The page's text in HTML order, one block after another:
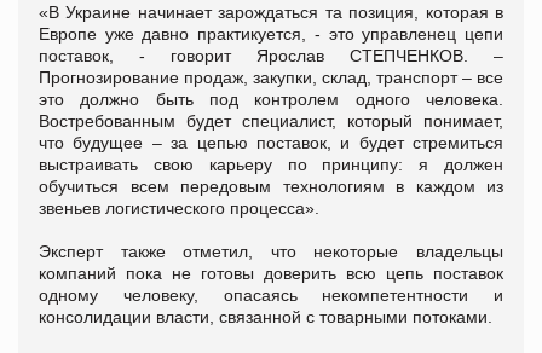
«В Украине начинает зарождаться та позиция, которая в
Европе уже давно практикуется, - это управленец цепи
поставок, - говорит Ярослав СТЕПЧЕНКОВ. –
Прогнозирование продаж, закупки, склад, транспорт – все
это должно быть под контролем одного человека.
Востребованным будет специалист, который понимает,
что будущее – за цепью поставок, и будет стремиться
выстраивать свою карьеру по принципу: я должен
обучиться всем передовым технологиям в каждом из
звеньев логистического процесса».
Эксперт также отметил, что некоторые владельцы
компаний пока не готовы доверить всю цепь поставок
одному человеку, опасаясь некомпетентности и
консолидации власти, связанной с товарными потоками.